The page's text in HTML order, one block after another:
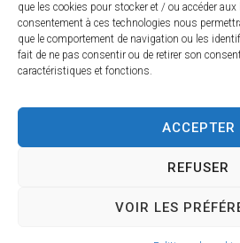
que les cookies pour stocker et / ou accéder
consentement à ces technologies nous
que le comportement de navigation ou les
fait de ne pas consentir ou de retirer son
caractéristiques et fonctions.
ACCEPTER
REFUSER
VOIR LES
Du lundi au
8h30 –
13h30 –
AccessibilitéMentions